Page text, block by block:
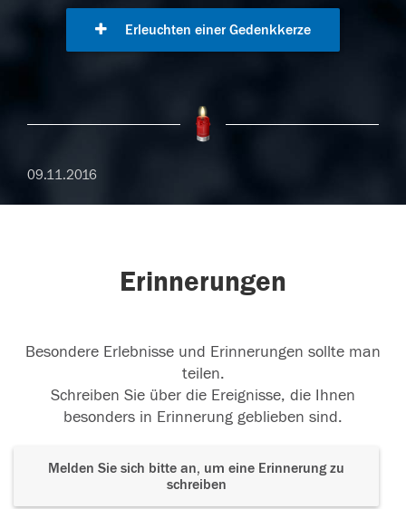
Erleuchten einer Gedenkkerze
09.11.2016
Erinnerungen
Besondere Erlebnisse und Erinnerungen sollte man
teilen.
Schreiben Sie über die Ereignisse, die Ihnen
besonders in Erinnerung geblieben sind.
Melden Sie sich bitte an, um eine Erinnerung zu
schreiben